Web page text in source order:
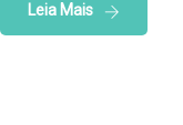
Leia Mais